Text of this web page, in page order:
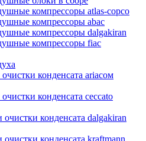
компрессоры atlas-copco
компрессоры abac
компрессоры dalgakiran
компрессоры fiac
конденсата ariacом
конденсата ceccato
конденсата dalgakiran
конденсата kraftmann